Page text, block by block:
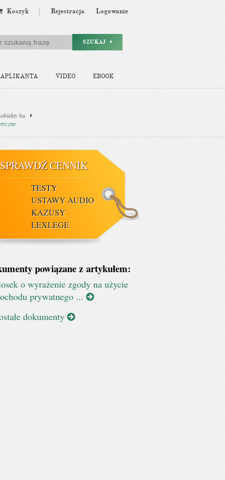
Koszyk Rejestracja Logowanie
SZUKAJ
VIDEO EBOOK
bu
SPRAWDŹ CENNIK
TESTY
USTAWY AUDIO
KAZUSY
LEXLEGE
powiązane z artykułem:
o wyrażenie zgody na użycie
prywatnego ...
dokumenty